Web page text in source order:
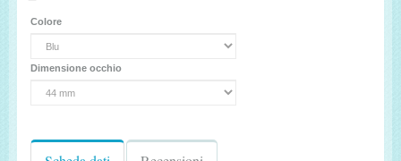
Colore
Dimensione occhio